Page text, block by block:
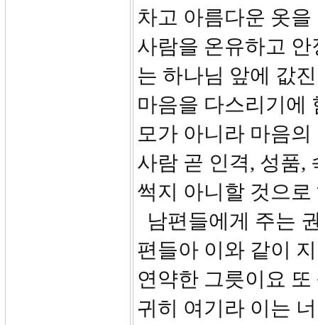
차고 아름다운 옷
사람을 온유하고
는 하나님 앞에 값
마음을 다스리기에
모가 아니라 마음
사람 곧 인격, 성품,
썩지 아니할 것으로
남편들에게 주는
편들아 이와 같이
연약한 그릇이요
귀히 여기라 이는